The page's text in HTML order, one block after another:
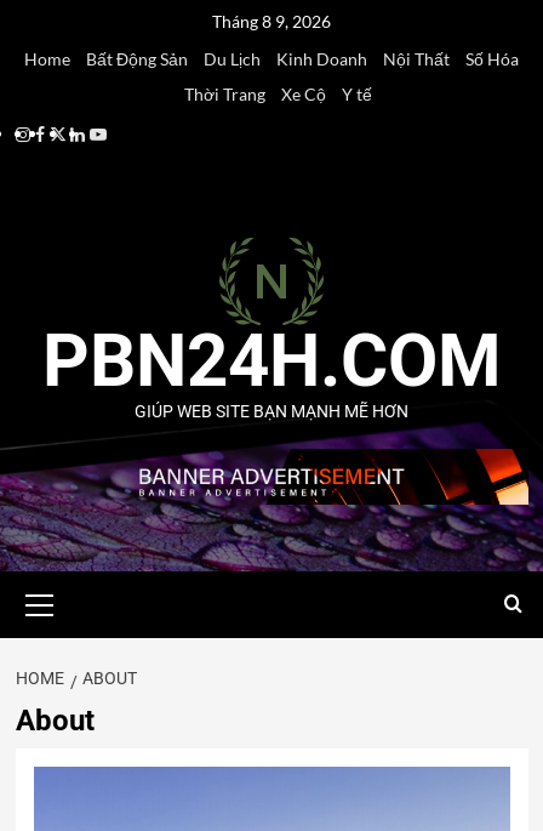
Tháng 8 9, 2026
Home
Bất Động Sản Du Lịch Kinh Doanh Nội Thất
Số Hóa
Thời Trang
Xe Cộ Y tế
PBN24H.COM
GIÚP WEB SITE BẠN MẠNH MẼ HƠN
HOME ABOUT
About